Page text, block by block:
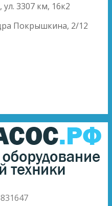
3307 км, 16к2
Покрышкина, 2/12